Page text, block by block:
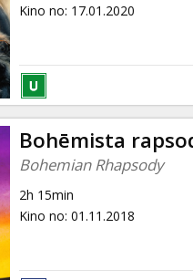
Kino no: 17.01.2020
Bohēmista
Bohemian Rhapsody
2h 15min
Kino no: 01.11.2018